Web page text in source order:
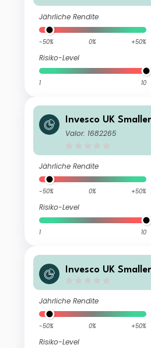
Jährliche Rendite
-50% 0% +50%
Risiko-Level
1 10
Invesco UK
y Fund (UK) (Inc)
Valor: 1682265
Jährliche Rendite
-50% 0% +50%
Risiko-Level
1 10
Invesco UK
Jährliche Rendite
-50% 0% +50%
Risiko-Level